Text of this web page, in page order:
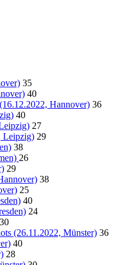
35
40
Hannover) 36
40
27
Leipzig) 29
38
26
29
38
25
40
24
30
(26.11.2022, Münster) 36
40
28